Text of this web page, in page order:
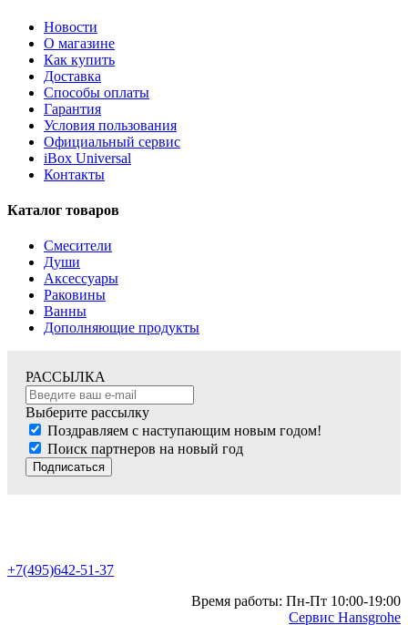
Новости
О магазине
Как купить
Доставка
Способы оплаты
Гарантия
Условия пользования
Официальный сервис
iBox Universal
Контакты
Каталог товаров
Смесители
Души
Аксессуары
Раковины
Ванны
Дополняющие продукты
РАССЫЛКА
Выберите рассылку
Поздравляем с наступающим новым годом!
Поиск партнеров на новый год
Подписаться
+7(495)642-51-37
Время работы: Пн-Пт 10:00-19:00
Сервис Hansgrohe